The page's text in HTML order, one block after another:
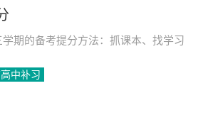
期的备考提分方法：抓课本、找学习
中补习